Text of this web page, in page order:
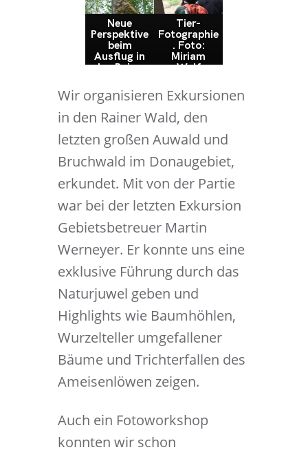
Neue
Perspektive
beim
Ausflug in
den Rainer
Foto:
Benedikt
Piller
Tier-
Fotographie
. Foto:
Miriam
Wolf
Wir organisieren Exkursionen
in den Rainer Wald, den
letzten großen Auwald und
Bruchwald im Donaugebiet,
erkundet. Mit von der Partie
war bei der letzten Exkursion
Gebietsbetreuer Martin
Werneyer. Er konnte uns eine
exklusive Führung durch das
Naturjuwel geben und
Highlights wie Baumhöhlen,
Wurzelteller umgefallener
Bäume und Trichterfallen des
Ameisenlöwen zeigen.
Auch ein Fotoworkshop
konnten wir schon